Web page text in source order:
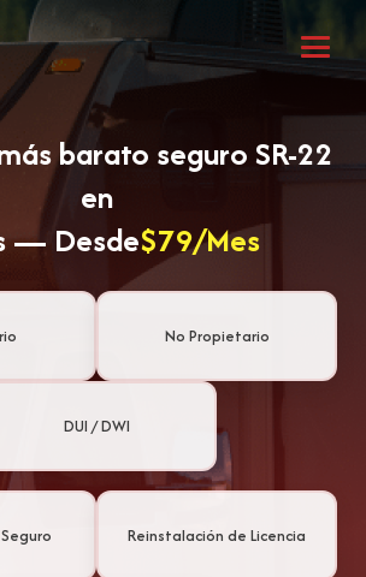
barato seguro SR-22
en
— Desde$79/Mes
No Propietario
DUI / DWI
Reinstalación de Licencia